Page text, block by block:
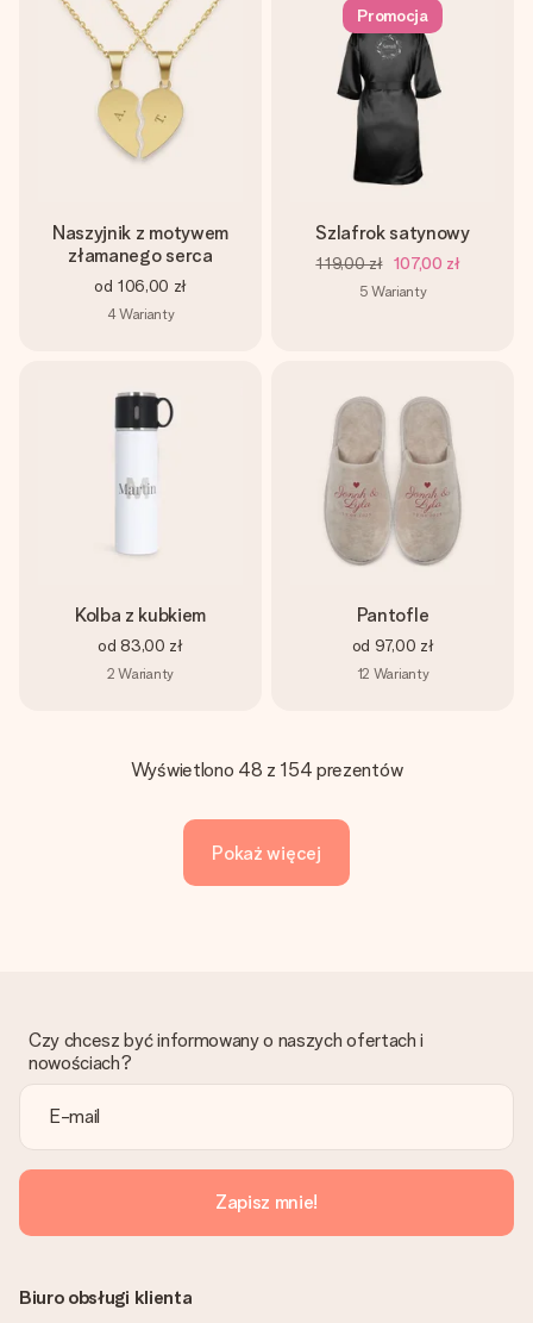
Naszyjnik z motywem
złamanego serca
od 106,00 zł
4Warianty
Promocja
Szlafrok satynowy
119,00 zł 107,00 zł
5 Warianty
Kolba z kubkiem
od 83,00 zł
2 Warianty
Pantofle
od 97,00 zł
12 Warianty
Wyświetlono 48 z 154 prezentów
Pokaż więcej
Czy chcesz być informowany o naszych ofertach i
nowościach?
Zapisz mnie!
Biuro obsługi klienta